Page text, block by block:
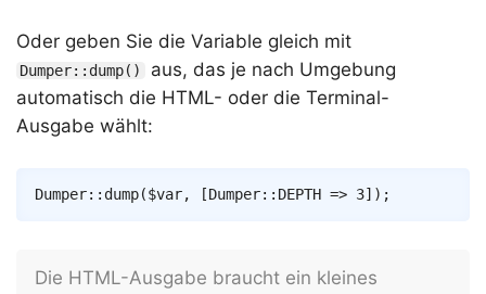
Oder geben Sie die Variable gleich mit
Dumper::dump()
aus, das je nach Umgebung
automatisch die HTML- oder die Terminal-
Ausgabe wählt:
Dumper:: dump($var, [Dumper:: DEPTH => 3] ) ;
Die HTML-Ausgabe braucht ein kleines